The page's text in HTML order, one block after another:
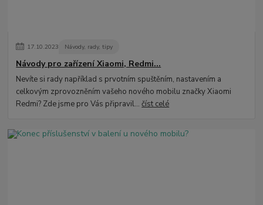
17.10.2023 Návody, rady, tipy
Návody pro zařízení Xiaomi, Redmi...
Nevíte si rady například s prvotním spuštěním, nastavením a
celkovým zprovozněním vašeho nového mobilu značky Xiaomi
Redmi? Zde jsme pro Vás připravil...číst celé